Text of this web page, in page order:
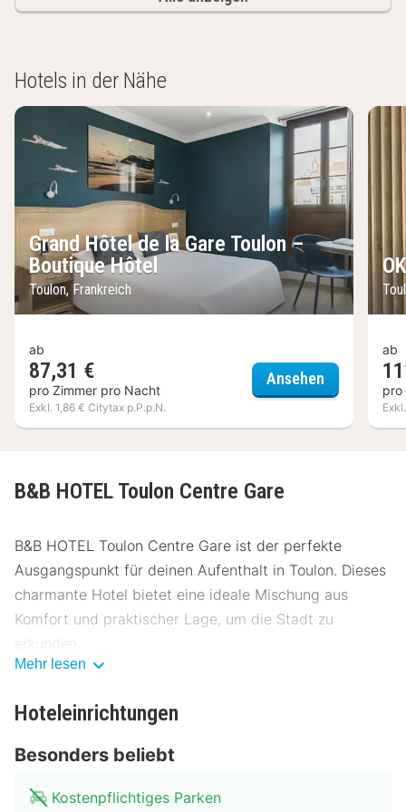
Hotels in der Nähe
Grand Hôtel de la Gare Toulon –
Boutique Hôtel
Toulon, Frankreich
ab
87,31 €
pro Zimmer pro Nacht
Exkl. 1,86 € Citytax p.P.p.N.
Ansehen Grand
ab
pro
B&B HOTEL Toulon Centre Gare
B&B HOTEL Toulon Centre Gare ist der perfekte
Ausgangspunkt für deinen Aufenthalt in Toulon. Dieses
charmante Hotel bietet eine ideale Mischung aus
Komfort und praktischer Lage, um die Stadt zu
erkunden.
Das B&B HOTEL Toulon Centre Gare liegt zentral und
Sehenswürdigkeiten der Stadt. Nur wenige Schritte
vom Hauptbahnhof entfernt, ist das Hotel ideal für
Mehr lesen
Hoteleinrichtungen
Besonders beliebt
Kostenpflichtiges Parken